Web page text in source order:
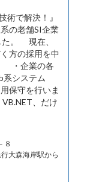
で解決！』
の老舗SI企業
た。 現在、
方の採用を中
・企業の各
システム
保守を行いま
、だけ
８
大森海岸駅から